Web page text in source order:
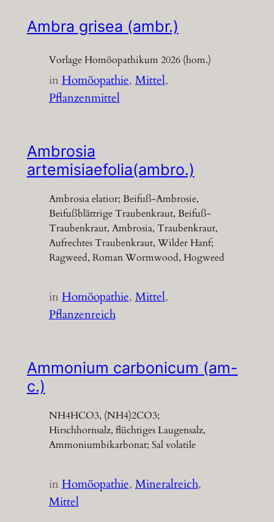
Ambra grisea (ambr.)
Vorlage Homöopathikum 2026 (hom.)
inHomöopathie, Mittel
Pflanzenmittel
Ambrosia
artemisiaefolia(ambro.)
Ambrosia elatior; Beifuß-Ambrosie,
Beifußblättrige Traubenkraut, Beifuß-
Traubenkraut, Ambrosia, Traubenkraut,
Aufrechtes Traubenkraut, Wilder Hanf;
Ragweed, Roman Wormwood, Hogweed
inHomöopathie, Mittel
Pflanzenreich
Ammonium carbonicum (am-
c.)
NH4HCO3, (NH4)2CO3;
Hirschhornsalz, flüchtiges Laugensalz,
Ammoniumbikarbonat; Sal volatile
inHomöopathie, Mineralreich
Mittel